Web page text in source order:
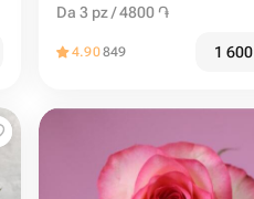
Da 3 pz / 4800 ֏
4.90849 1 600